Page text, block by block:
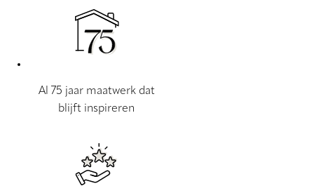
Al 75 jaar maatwerk dat
blijft inspireren